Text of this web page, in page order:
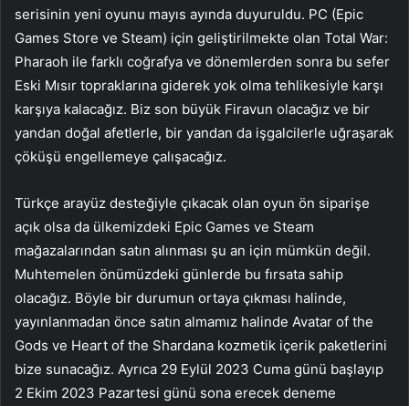
serisinin yeni oyunu mayıs ayında duyuruldu. PC (Epic
Games Store ve Steam) için geliştirilmekte olan Total War:
Pharaoh ile farklı coğrafya ve dönemlerden sonra bu sefer
Eski Mısır topraklarına giderek yok olma tehlikesiyle karşı
karşıya kalacağız. Biz son büyük Firavun olacağız ve bir
yandan doğal afetlerle, bir yandan da işgalcilerle uğraşarak
çöküşü engellemeye çalışacağız.
Türkçe arayüz desteğiyle çıkacak olan oyun ön siparişe
açık olsa da ülkemizdeki Epic Games ve Steam
mağazalarından satın alınması şu an için mümkün değil.
Muhtemelen önümüzdeki günlerde bu fırsata sahip
olacağız. Böyle bir durumun ortaya çıkması halinde,
yayınlanmadan önce satın almamız halinde Avatar of the
Gods ve Heart of the Shardana kozmetik içerik paketlerini
bize sunacağız. Ayrıca 29 Eylül 2023 Cuma günü başlayıp
2 Ekim 2023 Pazartesi günü sona erecek deneme